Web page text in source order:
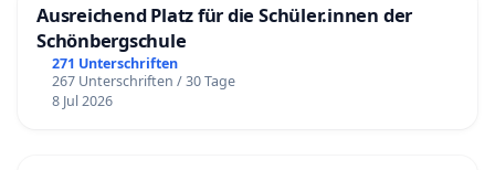
Ausreichend Platz für die Schüler.innen der
Schönbergschule
271 Unterschriften
267 Unterschriften / 30 Tage
8 Jul 2026